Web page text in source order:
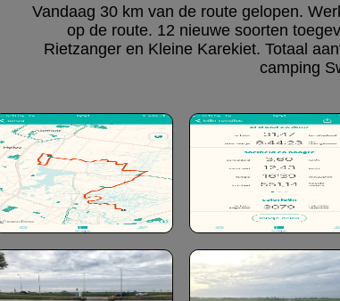
Vandaag 30 km van de route gelopen.
op de route. 12 nieuwe soorten
Rietzanger en Kleine Karekiet. Totaal
camping